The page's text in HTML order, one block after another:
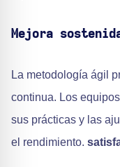
Mejora
La metodología ágil
continua. Los
sus prácticas y las
el rendimiento.